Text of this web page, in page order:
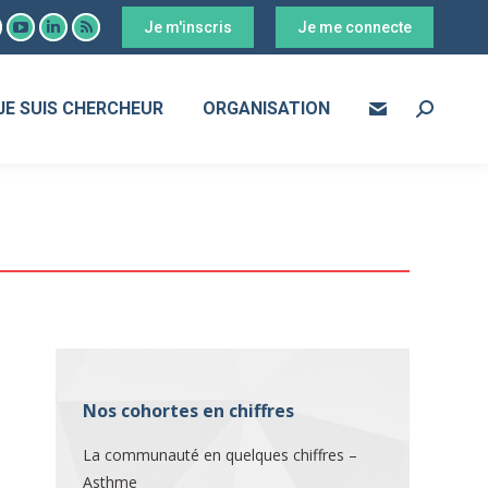
YouTube
opens
LinkedIn
opens
RSS
opens
Je m'inscris Je me connecte
SUIS CHERCHEUR ORGANISATION Search:
Nos cohortes en chiffres
La communauté en quelques chiffres –
Asthme